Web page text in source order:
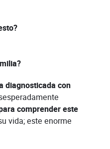
diagnosticada con
comprender este
vida; este enorme